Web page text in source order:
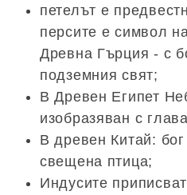
петелът е
персите е символ
Древна Гърция - с
подземния свят;
В Древен Египет
изобразяван с
В древен Китай:
свещена птица;
Индусите